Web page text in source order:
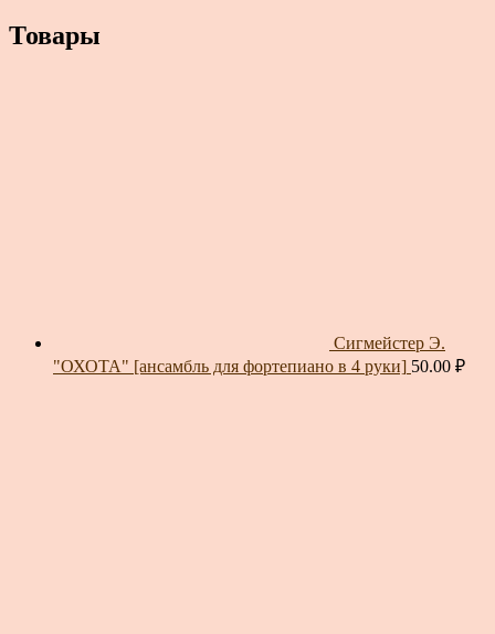
Товары
Сигмейстер Э.
"ОХОТА" [ансамбль для фортепиано в 4 руки] 50.00 ₽